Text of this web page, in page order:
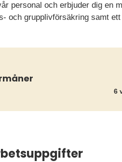
personal och erbjuder dig en
och grupplivförsäkring samt
6